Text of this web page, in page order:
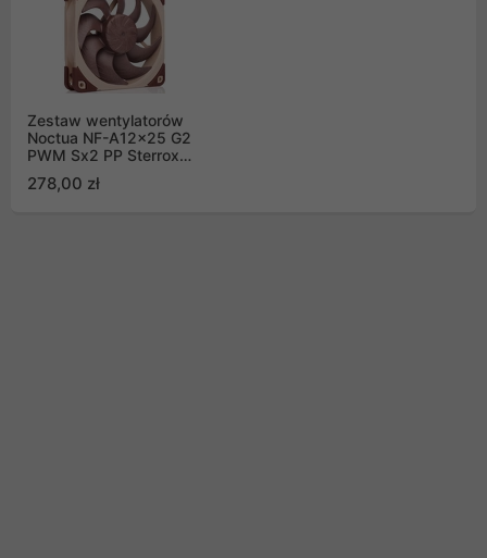
Zestaw wentylatorów
Noctua NF-A12x25 G2
PWM Sx2 PP Sterrox
278,00 zł